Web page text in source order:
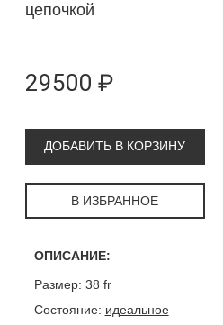
цепочкой
29500 ₽
ДОБАВИТЬ В КОРЗИНУ
В ИЗБРАННОЕ
ОПИСАНИЕ:
Размер: 38 fr
Состояние: идеальное